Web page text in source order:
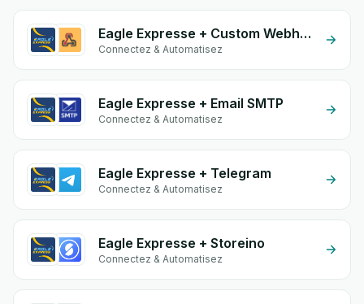
Eagle Expresse + Custom Webhook
Connectez & Automatisez
Eagle Expresse + Email SMTP
Connectez & Automatisez
Eagle Expresse + Telegram
Connectez & Automatisez
Eagle Expresse + Storeino
Connectez & Automatisez